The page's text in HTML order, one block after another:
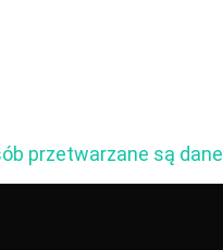
przetwarzane są dane